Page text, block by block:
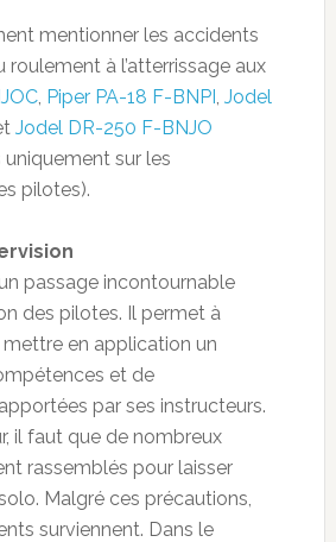
mentionner les accidents
roulement à l’atterrissage aux
, Piper PA-18 F-BNPI, Jodel
Jodel DR-250 F-BNJO
sur les
pilotes).
passage incontournable
des pilotes. Il permet à
mettre en application un
et de
par ses instructeurs.
il faut que de nombreux
rassemblés pour laisser
Malgré ces précautions,
surviennent. Dans le